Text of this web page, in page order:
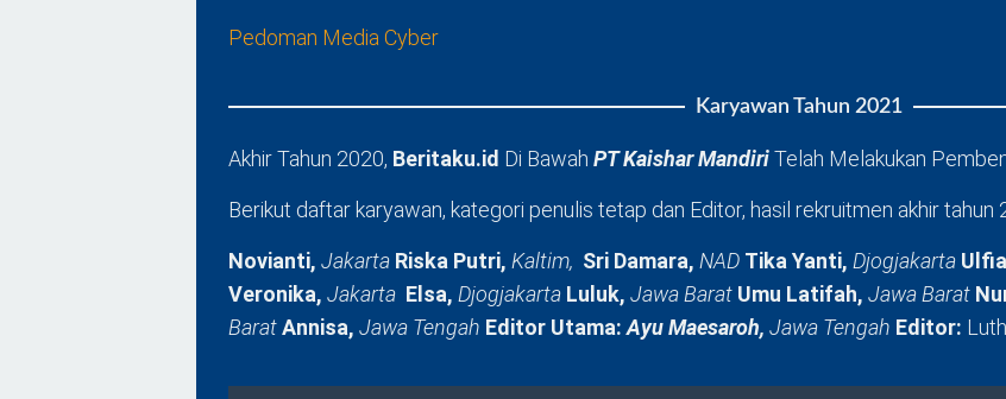
Pedoman Media Cyber
Karyawan Tahun 2021
Akhir Tahun 2020, Beritaku.id Di Bawah PT Kaishar MandiriTelah Melakukan
Berikut daftar karyawan, kategori penulis tetap dan Editor, hasil rekruitmen akhir tahun
Novianti, Jakarta Riska Putri, Kaltim, Sri Damara, NAD Tika Yanti, Djogjakarta
Veronika, Jakarta Elsa, Djogjakarta Luluk, Jawa Barat Umu Latifah, Jawa Barat
BaratAnnisa, Jawa Tengah Editor Utama:Ayu Maesaroh, Jawa Tengah Editor: